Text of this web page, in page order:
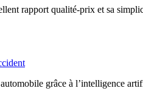
rapport qualité-prix et sa
grâce à l’intelligence